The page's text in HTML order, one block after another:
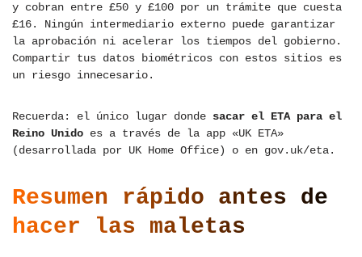
y cobran entre £50 y £100 por un trámite que cuesta
£16. Ningún intermediario externo puede garantizar
la aprobación ni acelerar los tiempos del gobierno.
Compartir tus datos biométricos con estos sitios es
un riesgo innecesario.
Recuerda: el único lugar donde sacar el ETA para el
Reino Unido es a través de la app «UK ETA»
(desarrollada por UK Home Office) o en gov.uk/eta.
Resumen rápido antes de
hacer las maletas